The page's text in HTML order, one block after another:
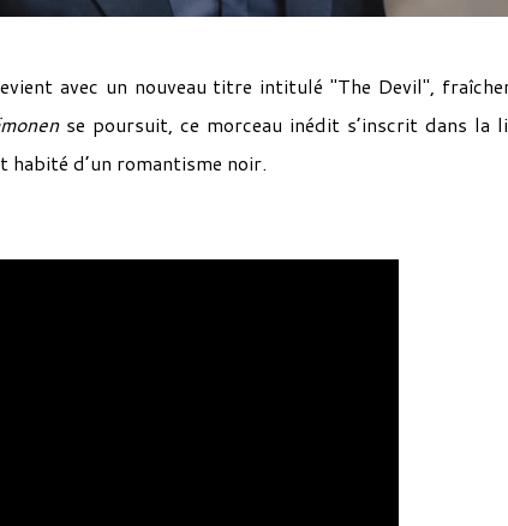
avec un nouveau titre intitulé "The Devil",
se poursuit, ce morceau inédit s’inscrit dans la
habité d’un romantisme noir.